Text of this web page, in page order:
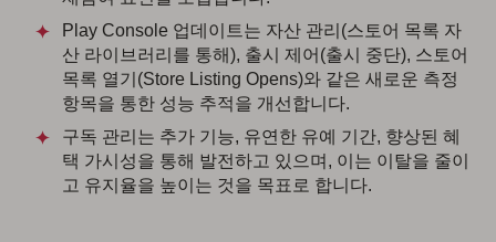
Play Console 업데이트는 자산 관리(스토어 목록 자
산 라이브러리를 통해), 출시 제어(출시 중단), 스토어
목록 열기(Store Listing Opens)와 같은 새로운 측정
항목을 통한 성능 추적을 개선합니다.
구독 관리는 추가 기능, 유연한 유예 기간, 향상된 혜
택 가시성을 통해 발전하고 있으며, 이는 이탈을 줄이
고 유지율을 높이는 것을 목표로 합니다.